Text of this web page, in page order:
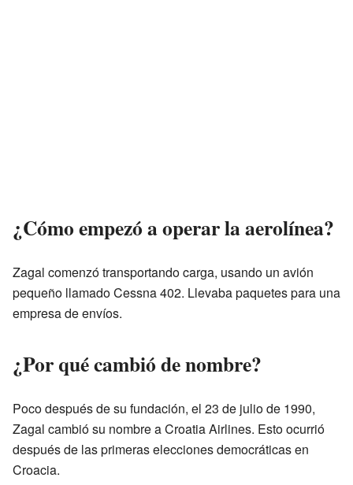
¿Cómo empezó a operar la aerolínea?
Zagal comenzó transportando carga, usando un avión
pequeño llamado Cessna 402. Llevaba paquetes para una
empresa de envíos.
¿Por qué cambió de nombre?
Poco después de su fundación, el 23 de julio de 1990,
Zagal cambió su nombre a Croatia Airlines. Esto ocurrió
después de las primeras elecciones democráticas en
Croacia.